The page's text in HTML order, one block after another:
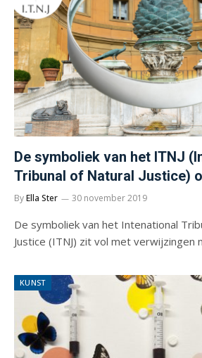
De symboliek van het ITNJ
Tribunal of Natural Justice)
ByElla Ster 30 november 2019
De symboliek van het Intenational
Justice (ITNJ) zit vol met verwijzingen
KUNST